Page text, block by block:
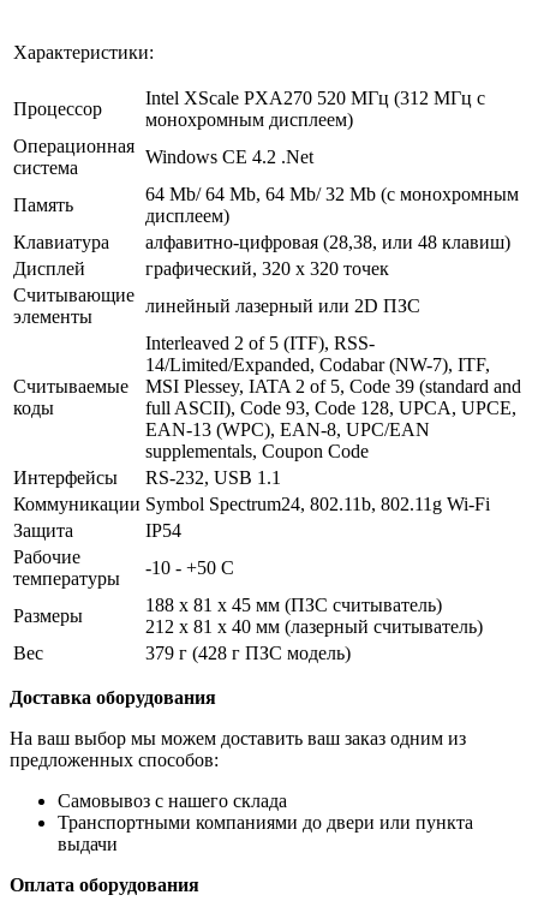
Характеристики:
Процессор
Intel XScale PXA270 520 МГц (312 МГц с
монохромным дисплеем)
Операционная
система
Windows CE 4.2 .Net
Память
64 Mb/ 64 Mb, 64 Mb/ 32 Mb (с монохромным
дисплеем)
Клавиатура
алфавитно-цифровая (28,38, или 48 клавиш)
Дисплей
графический, 320 x 320 точек
Считывающие
элементы
линейный лазерный или 2D ПЗС
Считываемые
коды
Interleaved 2 of 5 (ITF), RSS-
14/Limited/Expanded, Codabar (NW-7), ITF,
MSI Plessey, IATA 2 of 5, Code 39 (standard and
full ASCII), Code 93, Code 128, UPCA, UPCE,
EAN-13 (WPC), EAN-8, UPC/EAN
supplementals, Coupon Code
Интерфейсы
RS-232, USB 1.1
Коммуникации Symbol Spectrum24, 802.11b, 802.11g Wi-Fi
Защита
IP54
Рабочие
температуры
-10 - +50 С
Размеры
188 x 81 x 45 мм (ПЗС считыватель)
212 x 81 x 40 мм (лазерный считыватель)
Bec
379 г (428 г ПЗС модель)
Доставка оборудования
На ваш выбор мы можем доставить ваш заказ одним из
предложенных способов:
Самовывоз с нашего склада
Транспортными компаниями до двери или пункта
выдачи
Оплата оборудования